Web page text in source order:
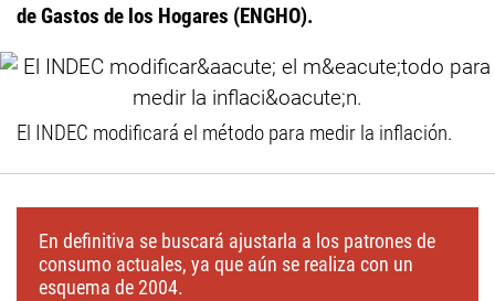
de Gastos de los Hogares (ENGHO).
El INDEC modificará el método para medir la inflación.
En definitiva se buscará ajustarla a los patrones de
consumo actuales, ya que aún se realiza con un
esquema de 2004.